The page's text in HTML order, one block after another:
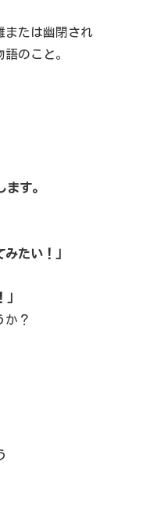
または幽閉され
のこと。
ます。
たい！」
か？